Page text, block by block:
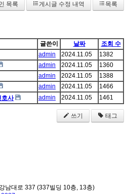
목록 게시글 수정 내역 목록
글쓴이 날짜
조회 수
admin 2024.11.05
1382
admin 2024.11.05
1360
admin 2024.11.05
1388
admin 2024.11.05
1466
호사 admin 2024.11.05 1461
쓰기 태그
남대로 337 (337빌딩 10층, 13층)